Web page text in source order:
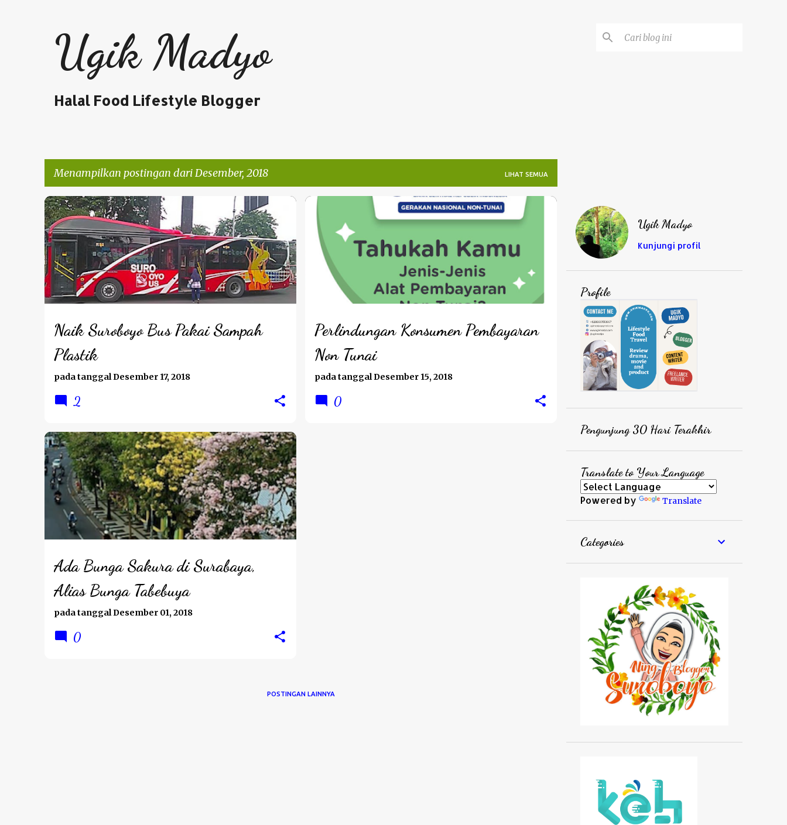
Ugik Madyo
Halal Food Lifestyle Blogger
Menampilkan postingan dari Desember, 2018 LIHAT SEMUA
P
o
s
t
i
n
Naik Suroboyo Bus Pakai Sampah
Plastik
pada tanggalDesember 17, 2018
WISATA
2
Perlindungan Konsumen Pembayaran
Non Tunai
pada tanggalDesember 15, 2018
0
Ada Bunga Sakura di Surabaya,
Alias Bunga Tabebuya
pada tanggalDesember 01, 2018
WISATA
0
POSTINGAN LAINNYA
Ugik Madyo
Kunjungi profil
Profile
Pengunjung 30 Hari Terakhir
Translate to Your Language
Powered by Translate
Categories